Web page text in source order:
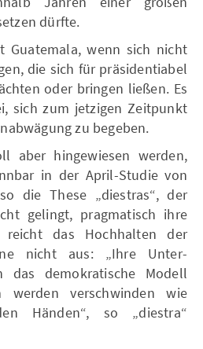
dürfte.
Guatemala, wenn sich nicht
die sich für präsidentiabel
oder bringen ließen. Es
sich zum jetzigen Zeitpunkt
zu begeben.
aber hingewiesen werden,
in der April-Studie von
die These „diestras“, der
gelingt, pragmatisch ihre
reicht das Hochhalten der
nicht aus: „Ihre Unter-
demokratische Modell
werden verschwinden wie
Händen“, so „diestra“